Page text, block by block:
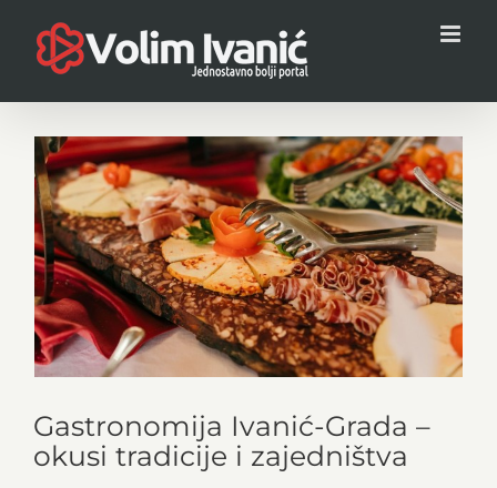
content
View
Larger
Image
Gastronomija Ivanić-Grada –
okusi tradicije i zajedništva